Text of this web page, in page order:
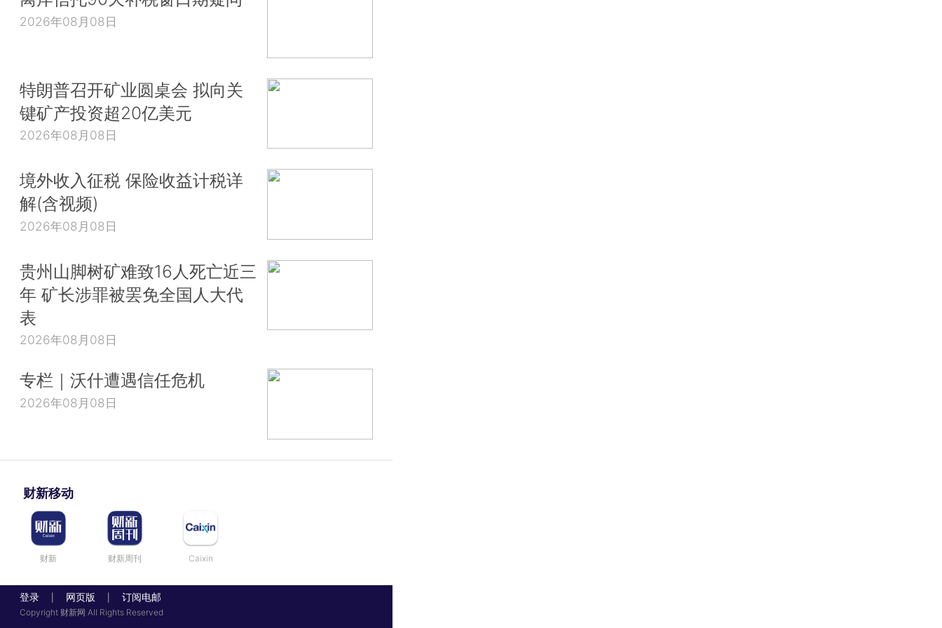
2026年08月08日
特朗普召开矿业圆桌会 拟向关
键矿产投资超20亿美元
2026年08月08日
境外收入征税 保险收益计税详
解(含视频)
2026年08月08日
贵州山脚树矿难致16人死亡近三
年 矿长涉罪被罢免全国人大代
表
2026年08月08日
专栏｜沃什遭遇信任危机
2026年08月08日
财新移动
财新 财新周刊 Caixin
登录 网页版 订阅电邮
Copyright 财新网 All Rights Reserved